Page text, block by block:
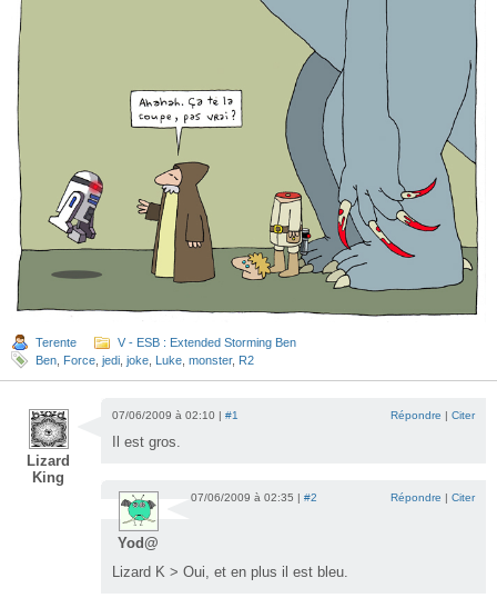
Terente
V - ESB : Extended Storming Ben
Ben Force jedi joke Luke monster, R2
Lizard
King
07/06/2009 à 02:10 | #1 Répondre | Citer
Il est gros.
Yod@
07/06/2009 à 02:35 | #2 Répondre | Citer
Lizard K > Oui, et en plus il est bleu.